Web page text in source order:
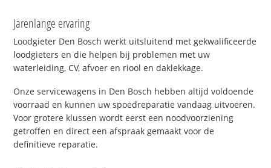
Jarenlange ervaring
Loodgieter Den Bosch werkt uitsluitend met gekwalificeerde
loodgieters en die helpen bij problemen met uw
waterleiding, CV, afvoer en riool en daklekkage.
Onze servicewagens in Den Bosch hebben altijd voldoende
voorraad en kunnen uw spoedreparatie vandaag uitvoeren.
Voor grotere klussen wordt eerst een noodvoorziening
getroffen en direct een afspraak gemaakt voor de
definitieve reparatie.